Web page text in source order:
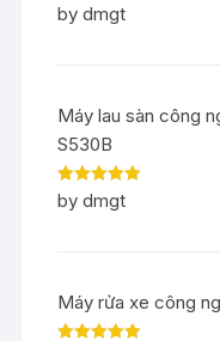
Rated5out
of 5
by dmgt
Máy lau sàn công
S530B
Rated5out
of 5
by dmgt
Máy rửa xe công